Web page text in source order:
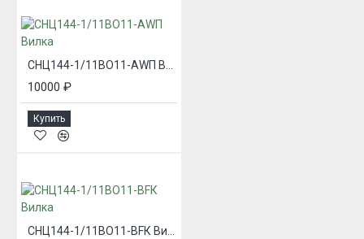
10000 ₽
Купить
СНЦ144-1/11ВО11-BFК Вилка